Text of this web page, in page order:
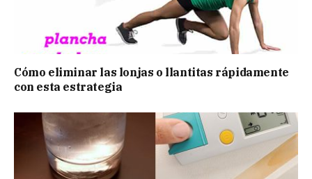
Cómo eliminar las lonjas o llantitas rápidamente
con esta estrategia